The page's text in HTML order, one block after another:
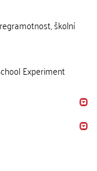
školní
Experiment